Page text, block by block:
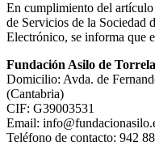
En cumplimiento del
de Servicios de la Sociedad
Electrónico, se informa que
Fundación Asilo de
Domicilio: Avda. de
(Cantabria)
CIF: G39003531
Email:
Teléfono de contacto: 942